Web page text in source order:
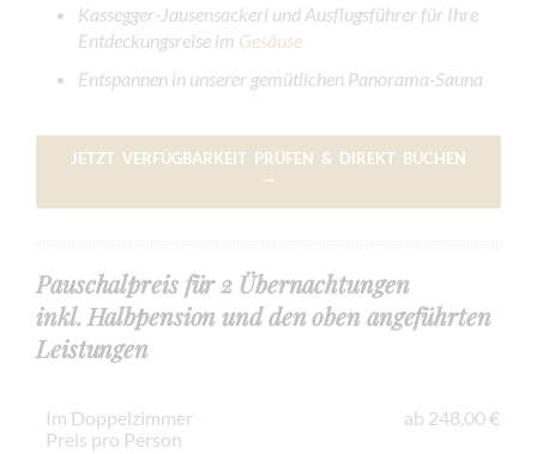
Kassegger-Jausensackerl und Ausflugsführer für Ihre
Entdeckungsreise im Gesäuse
Entspannen in unserer gemütlichen Panorama-Sauna
JETZT VERFÜGBARKEIT PRÜFEN & DIREKT BUCHEN
→
Pauschalpreis für 2 Übernachtungen
inkl. Halbpension und den oben angeführten
Leistungen
Im Doppelzimmer
Preis pro Person
ab 248,00 €